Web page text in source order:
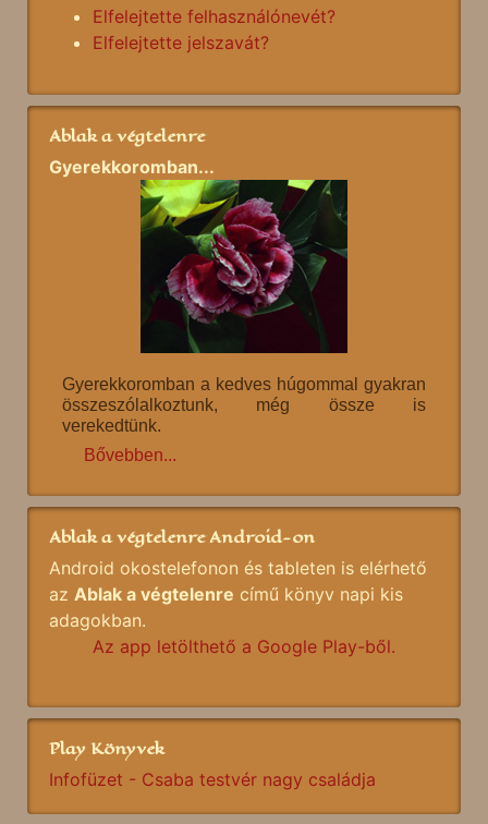
Elfelejtette felhasználónevét?
Elfelejtette jelszavát?
Ablak a végtelenre
Gyerekkoromban...
Gyerekkoromban a kedves húgommal gyakran
összeszólalkoztunk, még össze is
verekedtünk.
Bővebben...
Ablak a végtelenre Android-on
Android okostelefonon és tableten is elérhető
az Ablak a végtelenre című könyv napi kis
adagokban.
Az app letölthető a Google Play-ből.
Play Könyvek
Infofüzet - Csaba testvér nagy családja